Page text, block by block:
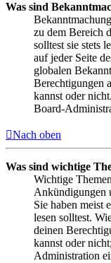
Was sind
zu dem Bereich
solltest sie stets
auf jeder Seite
globalen
Berechtigungen
kannst oder
Board-
Nach oben
Was sind wichtige
Wichtige
Ankündigungen
Sie haben meist
lesen solltest.
deinen
kannst oder
Administration